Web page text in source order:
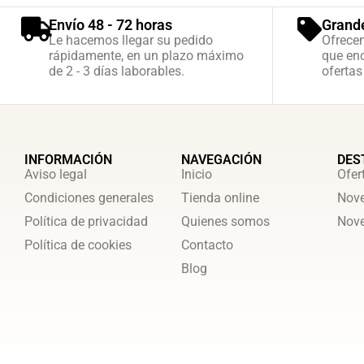
Envío 48 - 72 horas
Le hacemos llegar su pedido
rápidamente, en un plazo máximo
de 2 - 3 días laborables.
que
INFORMACIÓN
Aviso legal
Condiciones generales
Política de privacidad
Política de cookies
NAVEGACIÓN
Inicio
Tienda online
Quienes somos
Contacto
Blog